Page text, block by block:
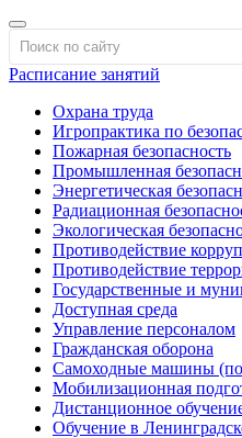
Расписание занятий
Охрана труда
Игропрактика по
Пожарная безопасность
Промышленная
Энергетическая
Радиационная
Экологическая
Противодействие
Противодействие
Государственные и
Доступная среда
Управление персоналом
Гражданская оборона
Самоходные машины
Мобилизационная
Дистанционное
Обучение в